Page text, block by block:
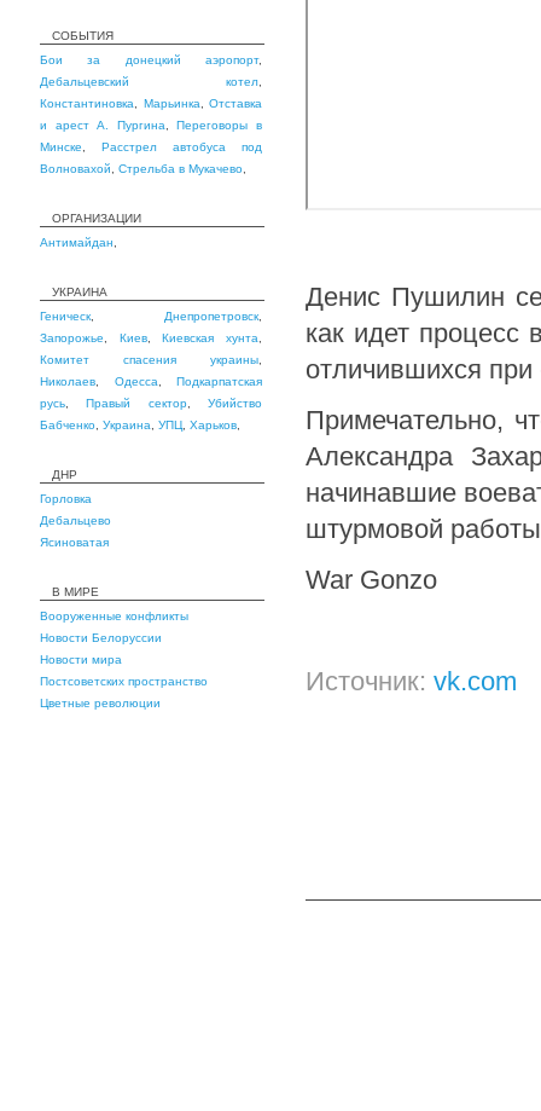
СОБЫТИЯ
Бои за донецкий аэропорт,
Дебальцевский котел
Константиновка
Марьинка
Отставка
и арест А. Пургина ,Переговоры в
Минске
Расстрел автобуса под
Волновахой
Стрельба в Мукачево
ОРГАНИЗАЦИИ
Антимайдан
УКРАИНА
Геническ
Днепропетровск
Запорожье
Киев,Киевская хунта
Комитет спасения украины
Николаев
Одесса
Подкарпатская
русь ,Правый сектор,Убийство
Бабченко Украина УПЦ Харьков
ДНР
Горловка
Дебальцево
Ясиноватая
В МИРЕ
Вооруженные конфликты
Новости Белоруссии
Новости мира
Постсоветских пространство
Цветные революции
Денис Пушилин
как идет
отличившихся
Примечательно,
Александра
начинавшие
штурмовой
War Gonzo
Источник: vk.com